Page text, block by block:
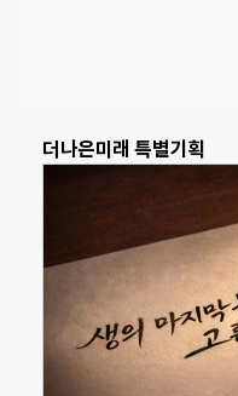
더나은미래 특별기획